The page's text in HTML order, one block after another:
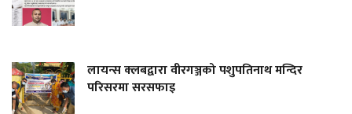
लायन्स क्लबद्वारा वीरगञ्जको पशुपतिनाथ मन्दिर
परिसरमा सरसफाइ